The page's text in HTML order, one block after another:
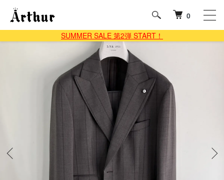
0
SUMMER SALE 第2弾 START！